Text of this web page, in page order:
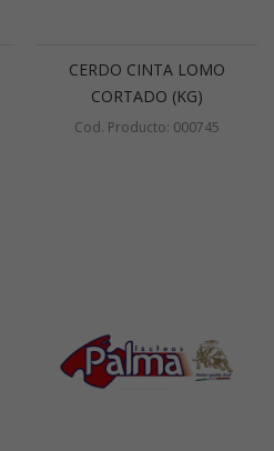
CERDO CINTA LOMO
CORTADO (KG)
Cod. Producto: 000745